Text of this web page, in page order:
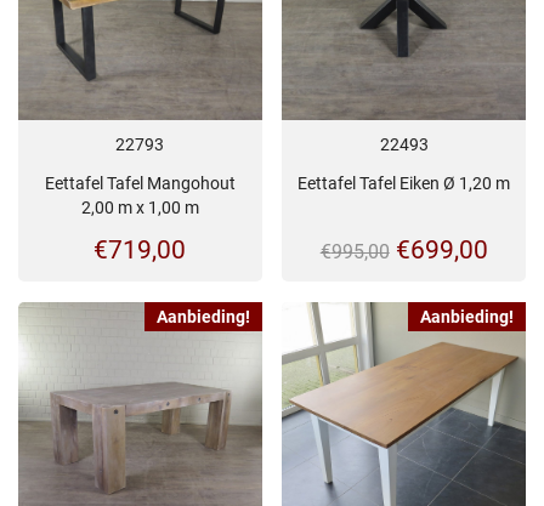
22793
Eettafel Tafel Mangohout
2,00 m x 1,00 m
€719,00
22493
Eettafel Tafel Eiken Ø 1,20 m
€995,00
was:
€995,00.
€699,00
is:
Aanbieding! Aanbieding!